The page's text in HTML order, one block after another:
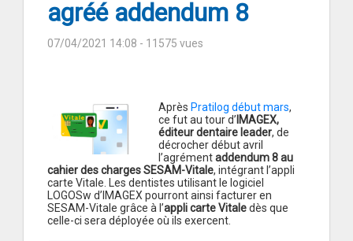
agréé addendum 8
07/04/2021 14:08 - 11575 vues
Après Pratilog début mars,
ce fut au tour d’ IMAGEX,
éditeur dentaire leader, de
décrocher début avril
l’agrémentaddendum 8 au
cahier des charges SESAM-Vitale, intégrant l’appli
carte Vitale. Les dentistes utilisant le logiciel
LOGOSw d’IMAGEX pourront ainsi facturer en
SESAM-Vitale grâce à l’appli carte Vitaledès que
celle-ci sera déployée où ils exercent.